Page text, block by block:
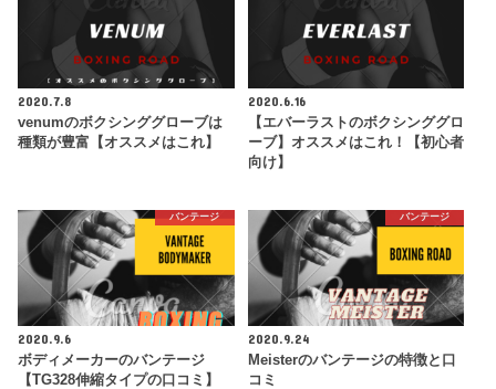
2020.7.8
venumのボクシンググローブは
種類が豊富【オススメはこれ】
2020.6.16
【エバーラストのボクシンググロ
ーブ】オススメはこれ！【初心者
向け】
バンテージ
2020.9.6
ボディメーカーのバンテージ
【TG328伸縮タイプの口コミ】
バンテージ
2020.9.24
Meisterのバンテージの特徴と口
コミ